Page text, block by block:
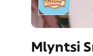
Mlyntsi